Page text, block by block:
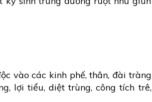
vào các kinh phế, thân, đài tràng
lợi tiểu, diệt trùng, công tích trê,